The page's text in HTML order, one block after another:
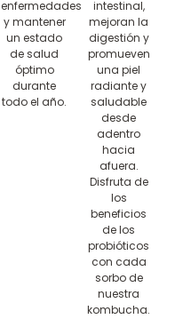
enfermedades
y mantener
un estado
de salud
óptimo
durante
todo el año.
intestinal,
mejoran la
digestión y
promueven
una piel
radiante y
saludable
desde
adentro
hacia
afuera.
Disfruta de
los
beneficios
de los
probióticos
con cada
sorbo de
nuestra
kombucha.